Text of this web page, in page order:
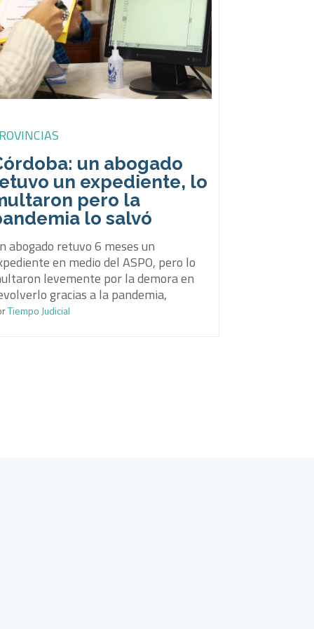
un abogado
un expediente, lo
pero la
lo salvó
abogado retuvo 6 meses un
en medio del ASPO, pero lo
levemente por la demora en
gracias a la pandemia,
Tiempo Judicial